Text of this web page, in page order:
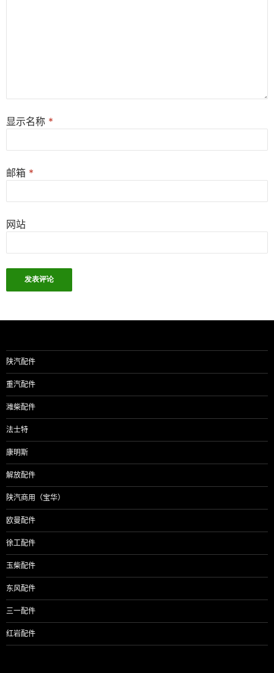
显示名称 *
邮箱 *
网站
陕汽配件
重汽配件
潍柴配件
法士特
康明斯
解放配件
陕汽商用（宝华）
欧曼配件
徐工配件
玉柴配件
东风配件
三一配件
红岩配件